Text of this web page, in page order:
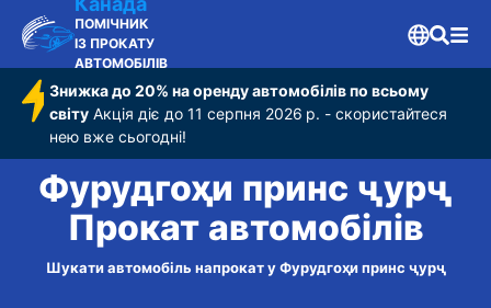
ПОМІЧНИК
ІЗ ПРОКАТУ
АВТОМОБІЛІВ
Знижка до 20% на оренду автомобілів по всьому
світу Акція діє до 11 серпня 2026 р. - скористайтеся
нею вже сьогодні!
Фурудгоҳи принс ҷурҷ
Прокат автомобілів
Шукати автомобіль напрокат у Фурудгоҳи принс ҷурҷ